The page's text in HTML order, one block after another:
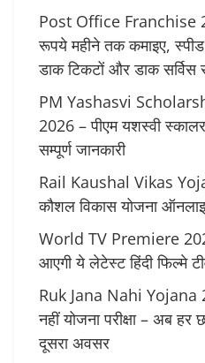
Post Office Franchise
रूपये महीने तक कमाइए,
डाक टिकटों और डाक सर्विस
PM Yashasvi
2026 – पीएम यशस्वी
सम्पूर्ण जानकारी
Rail Kaushal Vikas
कौशल विकास योजना
World TV Premiere
आएगी ये लेटेस्ट हिंदी फिल्मे
Ruk Jana Nahi Yojana
नहीं योजना परीक्षा – अब हर
दूसरा अवसर